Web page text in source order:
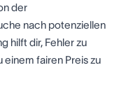
der
nach potenziellen
hilft dir, Fehler zu
fairen Preis zu